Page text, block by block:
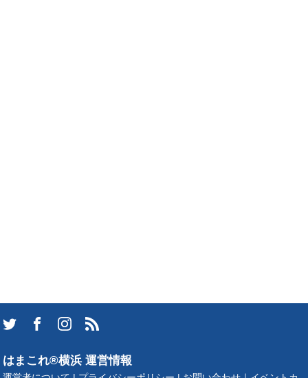
はまこれ®横浜 運営情報